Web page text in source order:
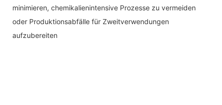
minimieren, chemikalienintensive Prozesse zu vermeiden
oder Produktionsabfälle für Zweitverwendungen
aufzubereiten